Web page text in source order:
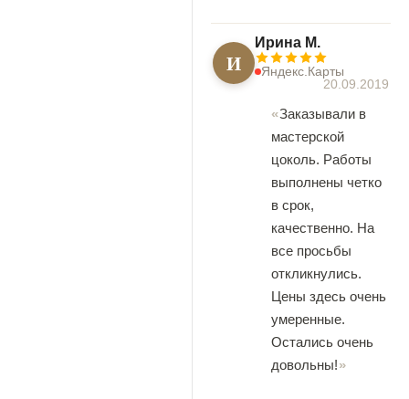
И
Ирина М.
Яндекс.Карты
20.09.2019
Заказывали в
мастерской
цоколь. Работы
выполнены четко
в срок,
качественно. На
все просьбы
откликнулись.
Цены здесь очень
умеренные.
Остались очень
довольны!